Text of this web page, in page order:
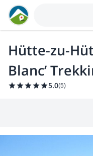
Hütte-zu-
Blanc’
5.0(5)